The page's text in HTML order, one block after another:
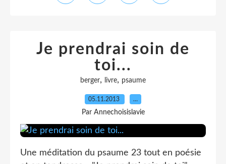
Je prendrai soin de
toi...
berger, livre, psaume
05.11.2013 …
Par Annechoisislavie
Une méditation du psaume 23 tout en poésie